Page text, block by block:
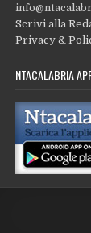
Scrivi alla
Privacy &
NTACALABRIA